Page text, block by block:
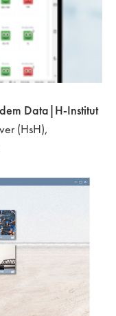
Data|H-Institut
(HsH),